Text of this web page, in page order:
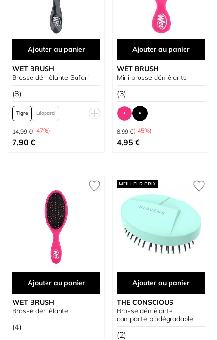
Ajouter au panier
WET BRUSH
Brosse démêlante Safari
(8)
Tigre Léopard
Leopardo Blanco
Prix normal
14,99 €(-47%)
À partir de
7,90 €
Ajouter au panier
WET BRUSH
Mini brosse démêlante
(3)
Prix normal
8,99 €(-45%)
À partir de
4,95 €
Ajouter au panier
WET BRUSH
Brosse démêlante
(4)
MEILLEUR PRIX
Ajouter au panier
THE CONSCIOUS
Brosse démêlante
compacte biodégradable
(2)